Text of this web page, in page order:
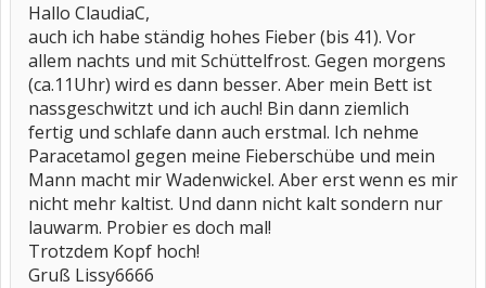
Hallo ClaudiaC,
auch ich habe ständig hohes Fieber (bis 41). Vor
allem nachts und mit Schüttelfrost. Gegen morgens
(ca.11Uhr) wird es dann besser. Aber mein Bett ist
nassgeschwitzt und ich auch! Bin dann ziemlich
fertig und schlafe dann auch erstmal. Ich nehme
Paracetamol gegen meine Fieberschübe und mein
Mann macht mir Wadenwickel. Aber erst wenn es mir
nicht mehr kaltist. Und dann nicht kalt sondern nur
lauwarm. Probier es doch mal!
Trotzdem Kopf hoch!
Gruß Lissy6666